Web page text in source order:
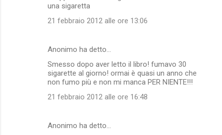
una sigaretta
21 febbraio 2012 alle ore 13:06
Anonimo ha detto…
Smesso dopo aver letto il libro! fumavo 30
sigarette al giorno! ormai è quasi un anno che
non fumo più e non mi manca PER NIENTE!!!
21 febbraio 2012 alle ore 16:48
Anonimo ha detto…